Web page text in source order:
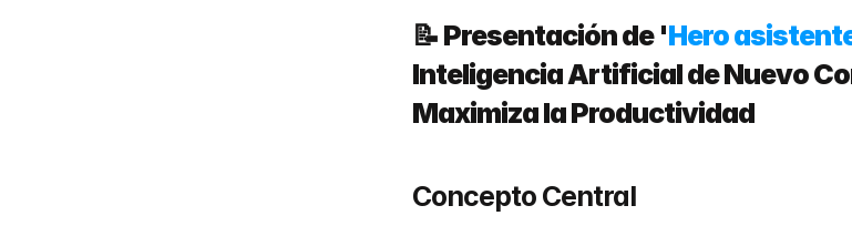
📝 Presentación de 'Hero
Inteligencia Artificial de Nuevo
Maximiza la Productividad
Concepto Central